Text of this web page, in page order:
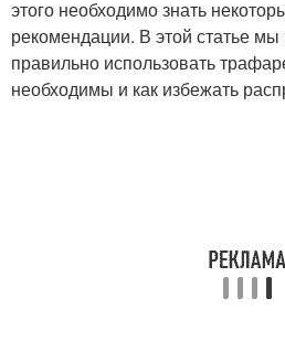
этого необходимо знать
рекомендации. В этой статье
правильно использовать
необходимы и как избежать